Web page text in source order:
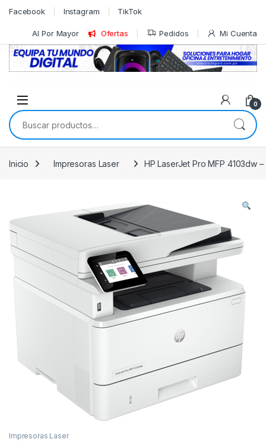
Skip to navigation
Skip to content
Facebook Instagram TikTok
Al Por Mayor Ofertas Pedidos Mi Cuenta
0
Buscar por:
Inicio Impresoras Laser HP LaserJet Pro MFP 4103dw
Impresoras Laser